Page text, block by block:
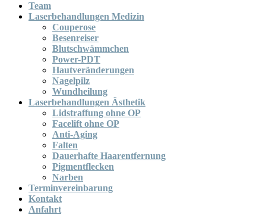
Team
Laserbehandlungen Medizin
Couperose
Besenreiser
Blutschwämmchen
Power-PDT
Hautveränderungen
Nagelpilz
Wundheilung
Laserbehandlungen Ästhetik
Lidstraffung ohne OP
Facelift ohne OP
Anti-Aging
Falten
Dauerhafte Haarentfernung
Pigmentflecken
Narben
Terminvereinbarung
Kontakt
Anfahrt